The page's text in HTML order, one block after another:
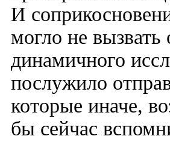
И
могло не вызвать
динамичного
послужило
которые иначе,
бы сейчас